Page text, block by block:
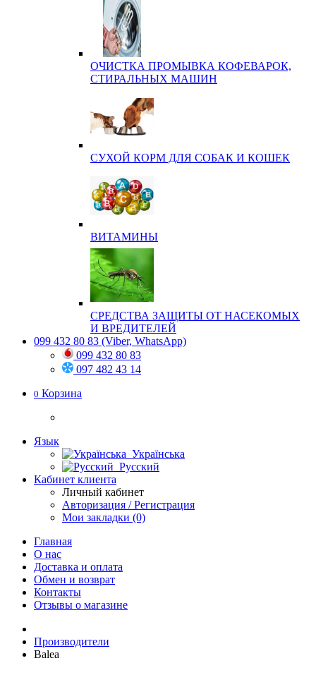
ОЧИСТКА ПРОМЫВКА КОФЕВАРОК,
СТИРАЛЬНЫХ МАШИН
СУХОЙ КОРМ ДЛЯ СОБАК И КОШЕК
ВИТАМИНЫ
СРЕДСТВА ЗАЩИТЫ ОТ НАСЕКОМЫХ
И ВРЕДИТЕЛЕЙ
099 432 80 83 (Viber, WhatsApp)
099 432 80 83
097 482 43 14
0 Корзина
Язык
Українська
Русский
Кабинет клиента
Личный кабинет
Авторизация / Регистрация
Мои закладки (0)
Главная
О нас
Доставка и оплата
Обмен и возврат
Контакты
Отзывы о магазине
Производители
Balea